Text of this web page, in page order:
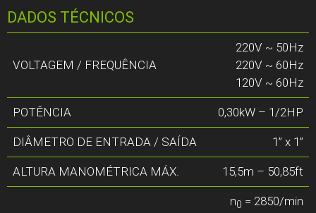
DADOS TÉCNICOS
VOLTAGEM / FREQUÊNCIA
220V ~ 50Hz
220V ~ 60Hz
120V ~ 60Hz
POTÊNCIA 0,30kW – 1/2HP
DIÂMETRO DE ENTRADA / SAÍDA 1” x 1”
ALTURA MANOMÉTRICA MÁX. 15,5m – 50,85ft
n0 = 2850/min